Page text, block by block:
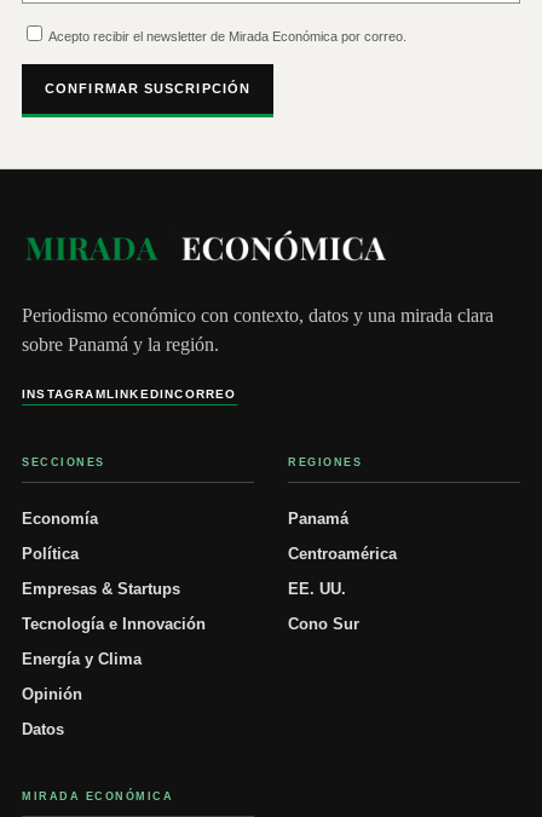
Acepto recibir el newsletter de Mirada Económica por correo.
CONFIRMAR SUSCRIPCIÓN
Periodismo económico con contexto, datos y una mirada clara
sobre Panamá y la región.
INSTAGRAMLINKEDINCORREO
SECCIONES
Economía
Política
Empresas & Startups
Tecnología e Innovación
Energía y Clima
Opinión
Datos
REGIONES
Panamá
Centroamérica
EE. UU.
Cono Sur
MIRADA ECONÓMICA